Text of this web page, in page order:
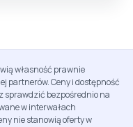
własność prawnie
partnerów. Ceny i dostępność
sprawdzić bezpośrednio na
w interwałach
nie stanowią oferty w